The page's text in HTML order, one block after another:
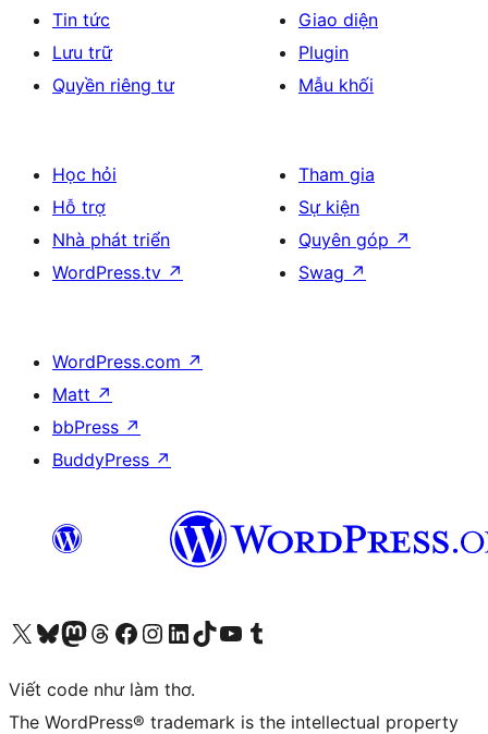
Tin tức
Lưu trữ
Quyền riêng tư
Giao diện
Plugin
Mẫu khối
Học hỏi
Hỗ trợ
Nhà phát triển
WordPress.tv ↗
Tham gia
Sự kiện
Quyên góp ↗
Swag ↗
WordPress.com ↗
Matt ↗
bbPress ↗
BuddyPress ↗
Truy cập tài khoản X (trước đây là Twitter) của chúng tôiVisit our Bluesky account
Visit our Mastodon account
Visit our Threads account
Xem trang Facebook của chúng tôiTruy cập tài khoản Instagram của chúng tôiTruy cập tài khoản LinkedIn của chúng tôiVisit our TikTok account
Truy cập kênh YouTube của chúng tôi Visit our Tumblr account
Viết code như làm thơ.
The WordPress® trademark is the intellectual property